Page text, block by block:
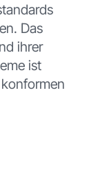
Das
ihrer
ist